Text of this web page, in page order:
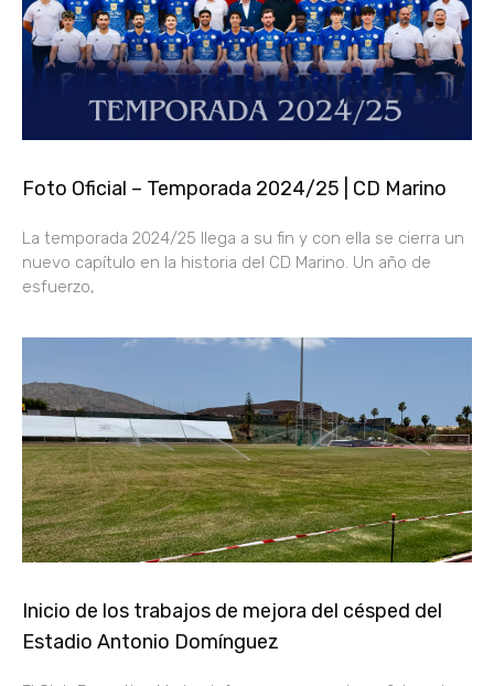
Foto Oficial – Temporada 2024/25 | CD Marino
La temporada 2024/25 llega a su fin y con ella se cierra un
nuevo capítulo en la historia del CD Marino. Un año de
esfuerzo,
Inicio de los trabajos de mejora del césped del
Estadio Antonio Domínguez